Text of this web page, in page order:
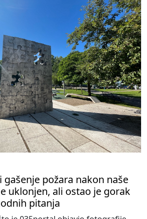
gašenje požara nakon naše
uklonjen, ali ostao je gorak
pitanja